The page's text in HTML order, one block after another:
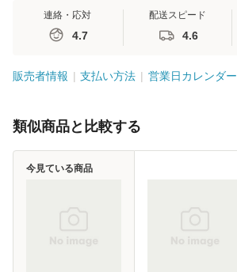
連絡・応対
4.7
配送スピード
4.6
販売者情報 支払い方法 営業日カレンダー
類似商品と比較する
今見ている商品